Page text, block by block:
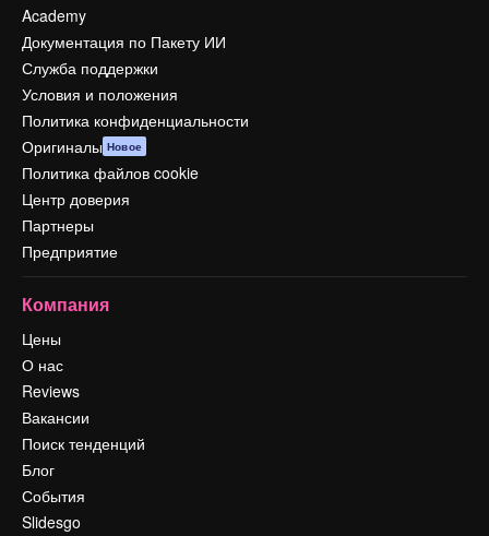
Academy
Документация по Пакету ИИ
Служба поддержки
Условия и положения
Политика конфиденциальности
Оригиналы Новое
Политика файлов cookie
Центр доверия
Партнеры
Предприятие
Компания
Цены
О нас
Reviews
Вакансии
Поиск тенденций
Блог
События
Slidesgo